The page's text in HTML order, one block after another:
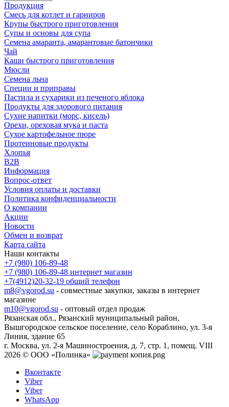
Продукция
Смесь для котлет и гарниров
Крупы быстрого приготовления
Супы и основы для супа
Семена амаранта, амарантовые батончики
Чай
Каши быстрого приготовления
Мюсли
Семена льна
Специи и приправы
Пастила и сухарики из печеного яблока
Продукты для здорового питания
Сухие напитки (морс, кисель)
Орехи, ореховая мука и паста
Сухое картофельное пюре
Протеиновые продукты
Хлопья
B2B
Информация
Вопрос-ответ
Условия оплаты и доставки
Политика конфиденциальности
О компании
Акции
Новости
Обмен и возврат
Карта сайта
Наши контакты
+7 (980) 106-89-48
+7 (980) 106-89-48 интернет магазин
+7(4912)20-32-19 общий телефон
m8@vgorod.su - совместные закупки, заказы в интернет
магазине
m10@vgorod.su - оптовый отдел продаж
Рязанская обл., Рязанский муниципальный район,
Вышгородское сельское поселение, село Кораблино, ул. 3-я
Линия, здание 65
г. Москва, ул. 2-я Машиностроения, д. 7, стр. 1, помещ. VIII
2026 © ООО «Полинка»
Вконтакте
Viber
Viber
WhatsApp